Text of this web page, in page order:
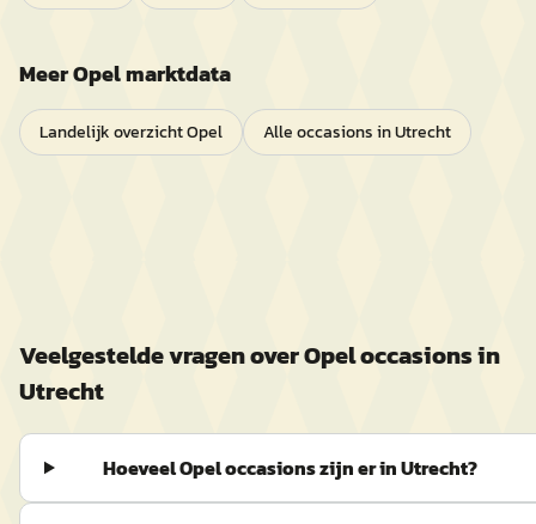
MeerOpelmarktdata
Landelijk overzichtOpel Alle occasions inUtrecht
Veelgestelde vragen overOpeloccasions in
Utrecht
Hoeveel Opel occasions zijn er in Utrecht?